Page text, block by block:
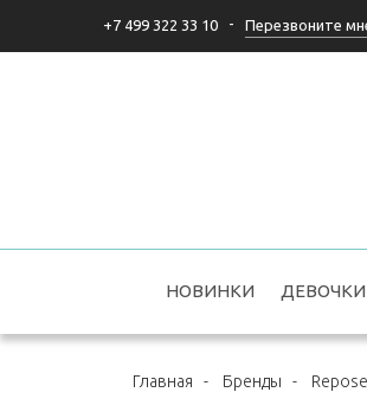
+7 499 322 33 10 - Перезвоните
НОВИНКИ ДЕВОЧКИ
Главная - Бренды -